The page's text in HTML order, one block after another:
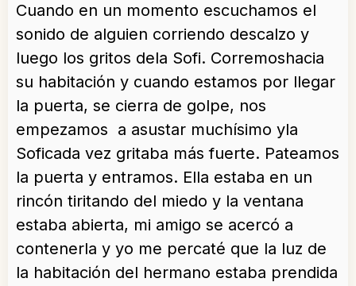
Cuando en un momento escuchamos el
sonido de alguien corriendo descalzo y
luego los gritos dela Sofi. Corremoshacia
su habitación y cuando estamos por llegar
la puerta, se cierra de golpe, nos
empezamos a asustar muchísimo yla
Soficada vez gritaba más fuerte. Pateamos
la puerta y entramos. Ella estaba en un
rincón tiritando del miedo y la ventana
estaba abierta, mi amigo se acercó a
contenerla y yo me percaté que la luz de
la habitación del hermano estaba prendida